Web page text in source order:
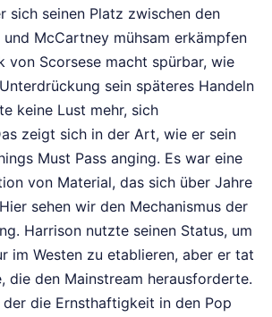
sich seinen Platz zwischen den
und McCartney mühsam erkämpfen
von Scorsese macht spürbar, wie
sein späteres Handeln
keine Lust mehr, sich
zeigt sich in der Art, wie er sein
Must Pass anging. Es war eine
von Material, das sich über Jahre
sehen wir den Mechanismus der
Harrison nutzte seinen Status, um
im Westen zu etablieren, aber er tat
die den Mainstream herausforderte.
die Ernsthaftigkeit in den Pop